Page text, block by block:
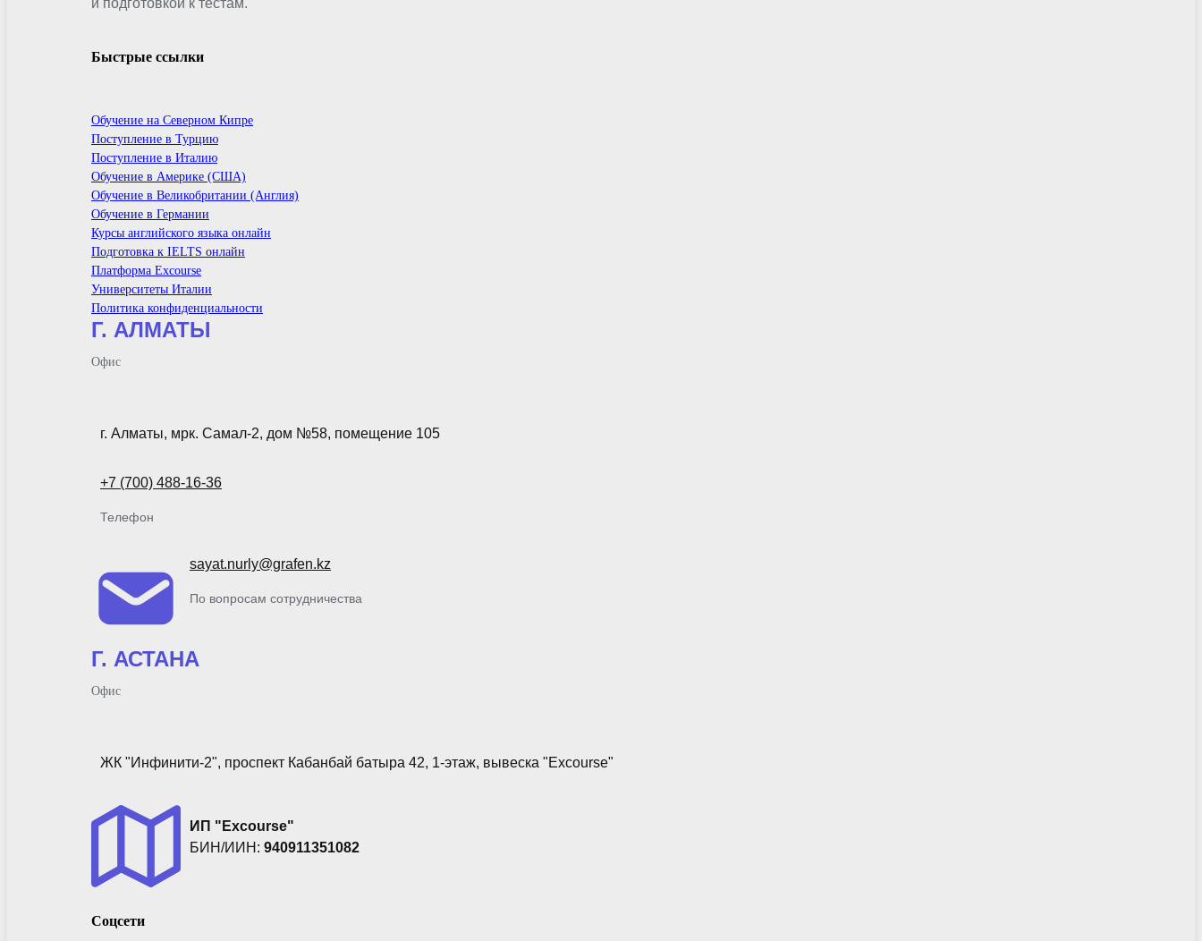
и подготовкой к тестам.
Быстрые ссылки
Обучение на Северном Кипре
Поступление в Турцию
Поступление в Италию
Обучение в Америке (США)
Обучение в Великобритании (Англия)
Обучение в Германии
Курсы английского языка онлайн
Подготовка к IELTS онлайн
Платформа Excourse
Университеты Италии
Политика конфиденциальности
Г. АЛМАТЫ
Офис
г. Алматы, мрк. Самал-2, дом №58, помещение 105
+7 (700) 488-16-36
Телефон
sayat.nurly@grafen.kz
По вопросам сотрудничества
Г. АСТАНА
Офис
ЖК "Инфинити-2", проспект Кабанбай батыра 42, 1-этаж, вывеска "Excourse"
ИП "Excourse"
БИН/ИИН: 940911351082
Соцсети